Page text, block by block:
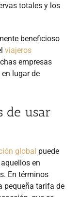
totales y los
beneficioso
viajeros
empresas
lugar de
de usar
global puede
en
En términos
pequeña tarifa de